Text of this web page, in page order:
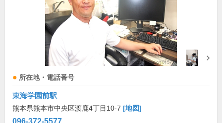
所在地・電話番号
東海学園前駅
熊本県熊本市中央区渡鹿4丁目10-7 [地図]
096-372-5577